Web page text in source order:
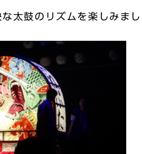
太鼓のリズムを楽しみま